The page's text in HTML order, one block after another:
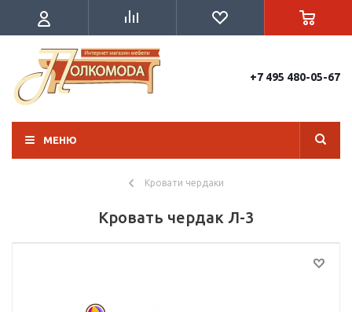
+7 495 480-05-67
МЕНЮ
Кровати чердаки
Кровать чердак Л-3